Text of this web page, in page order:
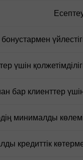
үшін
бар клиенттер
минималды
кредиттік